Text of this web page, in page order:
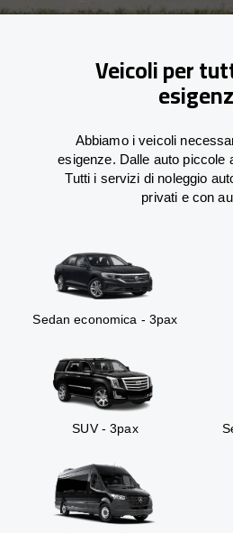
Veicoli per
Abbiamo i veicoli
esigenze. Dalle auto piccole
Tutti i servizi di noleggio
privati e con
Sedan economica - 3pax
SUV - 3pax